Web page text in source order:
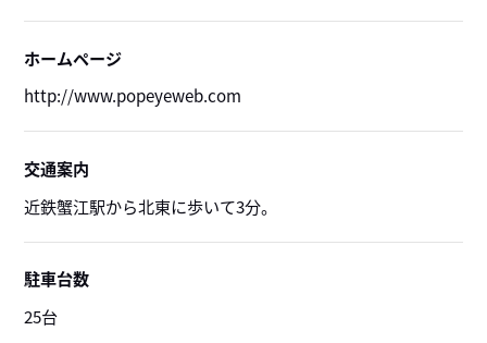
ホームページ
http://www.popeyeweb.com
交通案内
近鉄蟹江駅から北東に歩いて3分。
駐車台数
25台